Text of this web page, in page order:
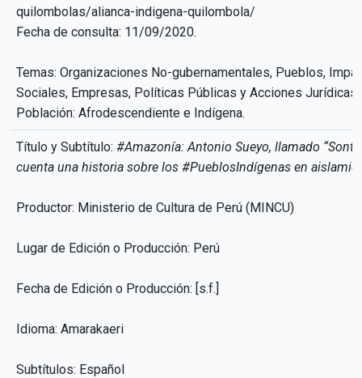
quilombolas/alianca-indigena-quilombola/
Fecha de consulta: 11/09/2020.
Temas: Organizaciones No-gubernamentales, Pueblos,
Sociales, Empresas, Políticas Públicas y Acciones Jurídicas.
Población: Afrodescendiente e Indígena.
Título y Subtítulo: #Amazonía: Antonio Sueyo, llamado
cuenta una historia sobre los #PueblosIndígenas en
Productor: Ministerio de Cultura de Perú (MINCU)
Lugar de Edición o Producción: Perú
Fecha de Edición o Producción: [s.f.]
Idioma: Amarakaeri
Subtítulos: Español